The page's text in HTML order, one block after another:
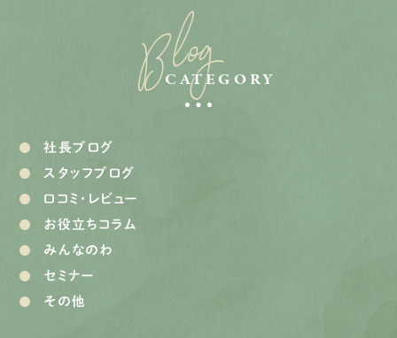
Blog
CATEGORY
社長ブログ
スタッフブログ
口コミ・レビュー
お役立ちコラム
みんなのわ
セミナー
その他